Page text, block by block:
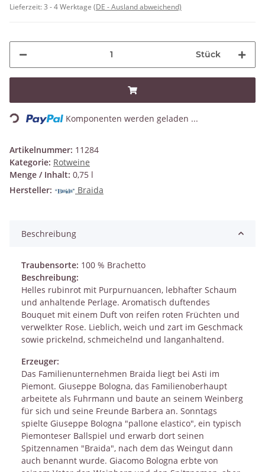
Lieferzeit:3 - 4 Werktage (DE - Ausland abweichend)
Stück
Loading... Komponenten werden geladen ...
Artikelnummer: 11284
Kategorie: Rotweine
Menge / Inhalt: 0,75 l
Hersteller:
Braida
Beschreibung
Traubensorte: 100 % Brachetto
Beschreibung:
Helles rubinrot mit Purpurnuancen, lebhafter Schaum
und anhaltende Perlage. Aromatisch duftendes
Bouquet mit einem Duft von reifen roten Früchten und
verwelkter Rose. Lieblich, weich und zart im Geschmack
sowie prickelnd, schmeichelnd und langanhaltend.
Erzeuger:
Das Familienunternehmen Braida liegt bei Asti im
Piemont. Giuseppe Bologna, das Familienoberhaupt
arbeitete als Fuhrmann und baute an seinem Weinberg
für sich und seine Freunde Barbera an. Sonntags
spielte Giuseppe Bologna "pallone elastico", ein typisch
Piemonteser Ballspiel und erwarb dort seinen
Spitzennamen "Braida", nach dem das Weingut dann
auch benannt wurde. Giacomo Bologna erbte von